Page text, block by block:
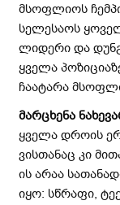
მსოფლიოს
სელესაოს
ლიდერი და
ყველა
ჩაატარა
მარცხენა
ყველა დროის
ვისთანაც კი
ის არაა
იყო: სწრაფი,